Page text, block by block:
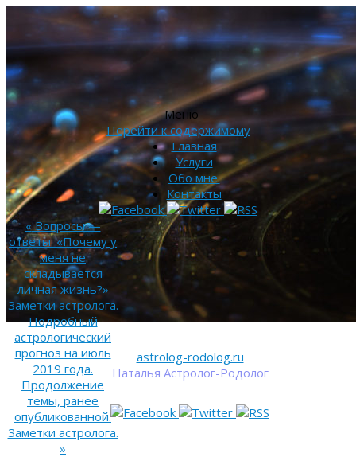
astrolog-rodolog.ru
Наталья Астролог-Родолог
Меню
Перейти к содержимому
Главная
Услуги
Обо мне.
Контакты
«Вопросы —
ответы. «Почему у
меня не
складывается
личная жизнь?»
Заметки астролога.
Подробный
астрологический
прогноз на июль
2019 года.
Продолжение
темы, ранее
опубликованной.
Заметки астролога.
»